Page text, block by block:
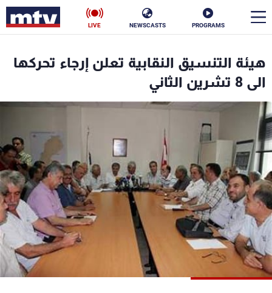
PROGRAMS
NEWSCASTS
LIVE
هيئة التنسيق النقابية تعلن إرجاء تحركها
الى 8 تشرين الثاني
الأخبار
سياسة ناس
إقتصاد فن
منوعات رياضة
كأس العالم
البرامج
جدول البرامج